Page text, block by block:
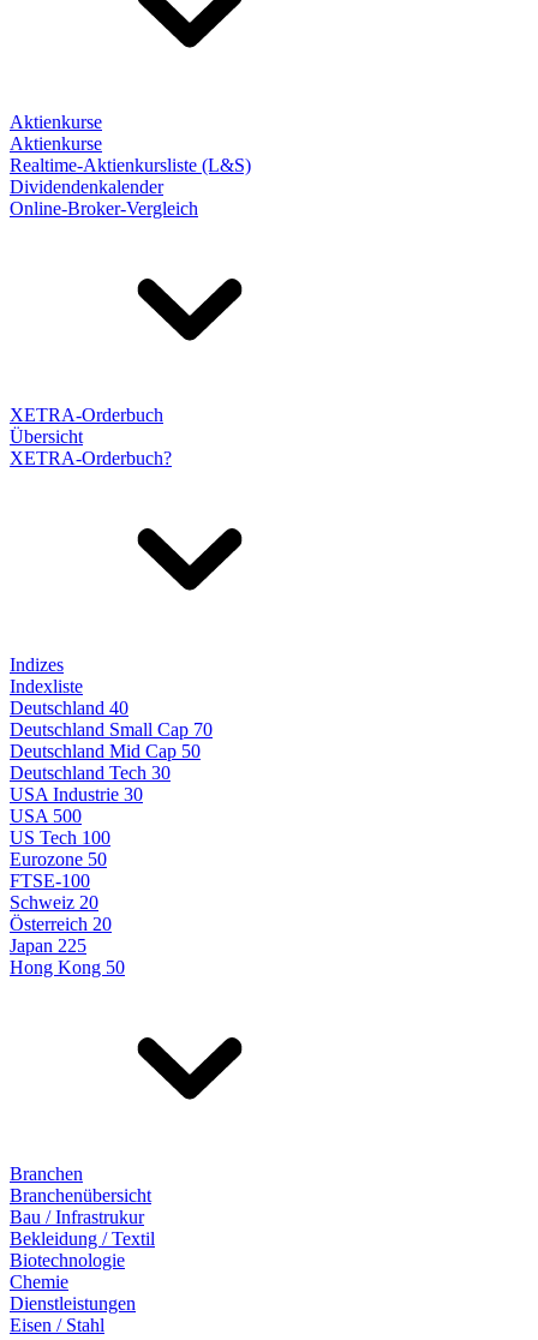
Aktienkurse
Aktienkurse
Realtime-Aktienkursliste (L&S)
Dividendenkalender
Online-Broker-Vergleich
XETRA-Orderbuch
Übersicht
XETRA-Orderbuch?
Indizes
Indexliste
Deutschland 40
Deutschland Small Cap 70
Deutschland Mid Cap 50
Deutschland Tech 30
USA Industrie 30
USA 500
US Tech 100
Eurozone 50
FTSE-100
Schweiz 20
Österreich 20
Japan 225
Hong Kong 50
Branchen
Branchenübersicht
Bau / Infrastrukur
Bekleidung / Textil
Biotechnologie
Chemie
Dienstleistungen
Eisen / Stahl